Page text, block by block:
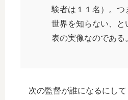
験者は１１名）。つ
世界を知らない、と
表の実像なのである
次の監督が誰になるにして